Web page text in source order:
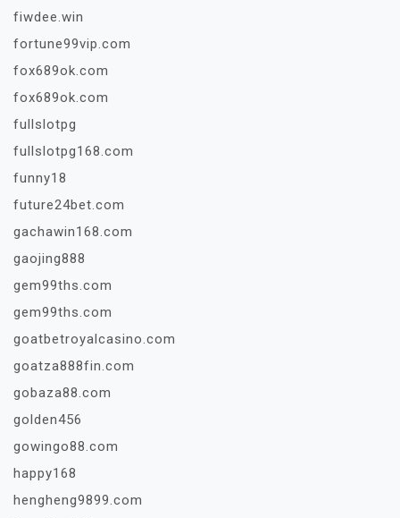
fiwdee.win
fortune99vip.com
fox689ok.com
fox689ok.com
fullslotpg
fullslotpg168.com
funny18
future24bet.com
gachawin168.com
gaojing888
gem99ths.com
gem99ths.com
goatbetroyalcasino.com
goatza888fin.com
gobaza88.com
golden456
gowingo88.com
happy168
hengheng9899.com